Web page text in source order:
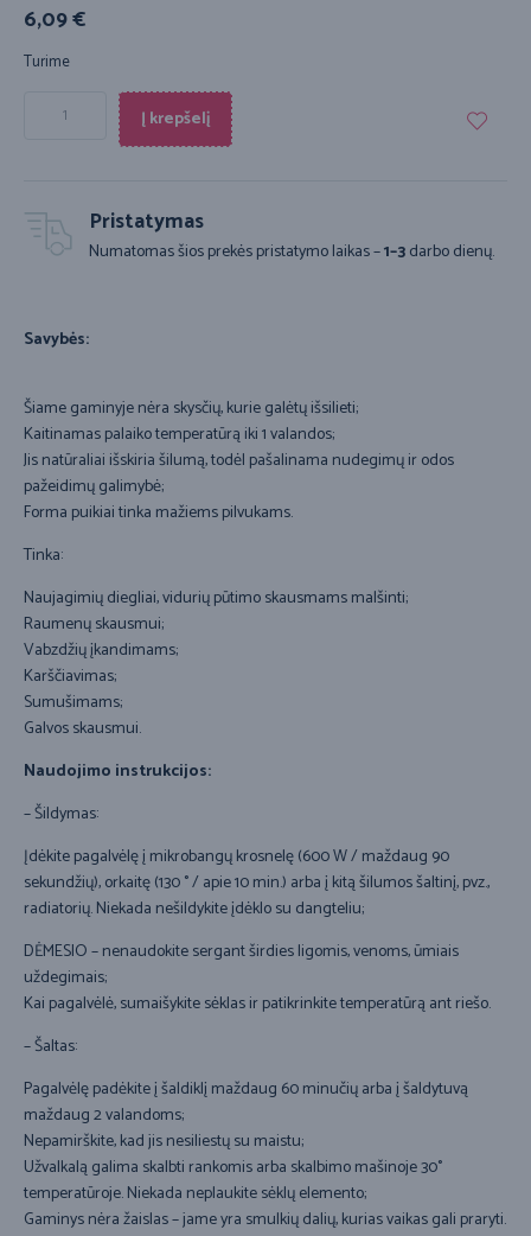
6,09€
Turime
Į krepšelį
Pristatymas
Numatomas šios prekės pristatymo laikas –1–3darbo dienų.
Savybės:
Šiame gaminyje nėra skysčių, kurie galėtų išsilieti;
Kaitinamas palaiko temperatūrą iki 1 valandos;
Jis natūraliai išskiria šilumą, todėl pašalinama nudegimų ir odos
pažeidimų galimybė;
Forma puikiai tinka mažiems pilvukams.
Tinka:
Naujagimių diegliai, vidurių pūtimo skausmams malšinti;
Raumenų skausmui;
Vabzdžių įkandimams;
Karščiavimas;
Sumušimams;
Galvos skausmui.
Naudojimo instrukcijos:
– Šildymas:
Įdėkite pagalvėlę į mikrobangų krosnelę (600 W / maždaug 90
sekundžių), orkaitę (130 ° / apie 10 min.) arba į kitą šilumos šaltinį, pvz.,
radiatorių. Niekada nešildykite įdėklo su dangteliu;
DĖMESIO – nenaudokite sergant širdies ligomis, venoms, ūmiais
uždegimais;
Kai pagalvėlė, sumaišykite sėklas ir patikrinkite temperatūrą ant riešo.
– Šaltas:
Pagalvėlę padėkite į šaldiklį maždaug 60 minučių arba į šaldytuvą
maždaug 2 valandoms;
Nepamirškite, kad jis nesiliestų su maistu;
Užvalkalą galima skalbti rankomis arba skalbimo mašinoje 30°
temperatūroje. Niekada neplaukite sėklų elemento;
Gaminys nėra žaislas – jame yra smulkių dalių, kurias vaikas gali praryti.